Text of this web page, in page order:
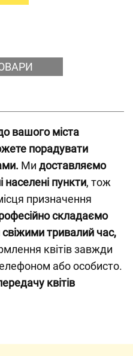
вашого міста
порадувати
Ми доставляємо
населені пункти, тож
призначення
складаємо
тривалий час,
квітів завжди
або особисто.
квітів